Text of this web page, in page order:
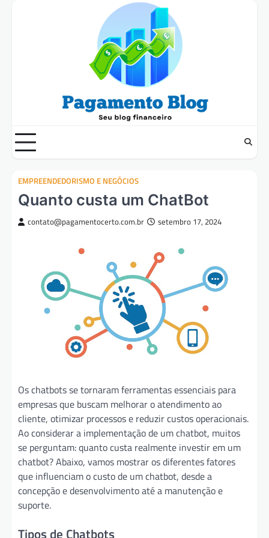
EMPREENDEDORISMO E NEGÓCIOS
Quanto custa um ChatBot
contato@pagamentocerto.com.br setembro 17, 2024
Os chatbots se tornaram ferramentas essenciais para
empresas que buscam melhorar o atendimento ao
cliente, otimizar processos e reduzir custos operacionais.
Ao considerar a implementação de um chatbot, muitos
se perguntam: quanto custa realmente investir em um
chatbot? Abaixo, vamos mostrar os diferentes fatores
que influenciam o custo de um chatbot, desde a
concepção e desenvolvimento até a manutenção e
suporte.
Tipos de Chatbots